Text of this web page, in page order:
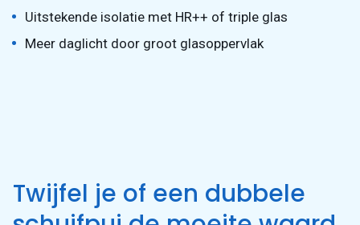
Uitstekende isolatie met HR++ of triple glas
Meer daglicht door groot glasoppervlak
Twijfel je of een dubbele